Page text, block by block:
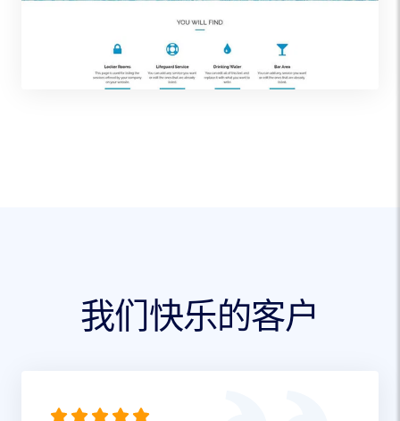
我们快乐的客户